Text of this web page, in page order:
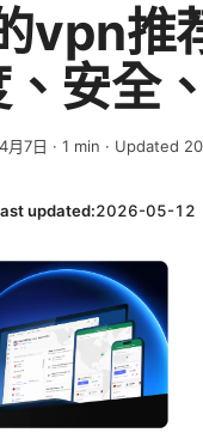
vpn推
安全
月7日 · 1 min · Updated
updated:2026-05-12